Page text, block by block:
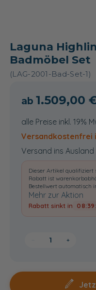
Laguna
Badmöbel Set
(LAG-2001-Bad-Set-1)
1.509,00
alle Preise inkl. 19%
Versandkostenfrei
Versand ins Ausland
Dieser Artikel qualifiziert
Rabatt ist
Bestellwert automatisch
Mehr zur Aktion
Rabatt sinkt in
+